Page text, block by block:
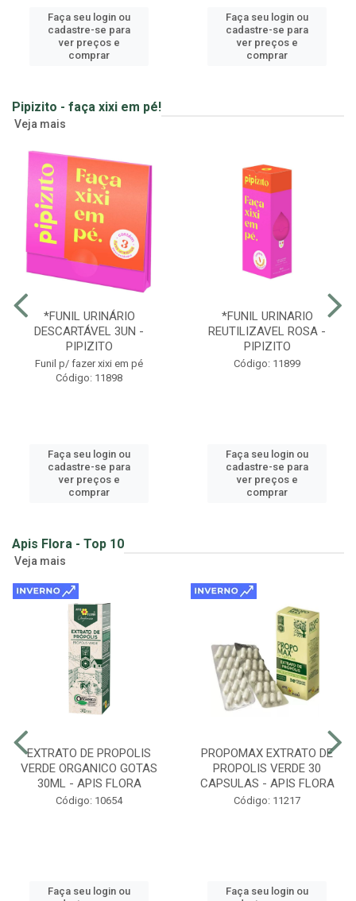
Faça seu login ou
cadastre-se para
ver preços e
comprar
Faça seu login ou
cadastre-se para
ver preços e
comprar
Pipizito - faça xixi em pé!
Veja mais
*FUNIL URINÁRIO
DESCARTÁVEL 3UN -
PIPIZITO
Funil p/ fazer xixi em pé
Código: 11898
Faça seu login ou
cadastre-se para
ver preços e
comprar
*FUNIL URINARIO
REUTILIZAVEL ROSA -
PIPIZITO
Código: 11899
Faça seu login ou
cadastre-se para
ver preços e
comprar
Apis Flora - Top 10
Veja mais
EXTRATO DE PROPOLIS
VERDE ORGANICO GOTAS
30ML - APIS FLORA
Código: 10654
Faça seu login ou
PROPOMAX EXTRATO DE
PROPOLIS VERDE 30
CAPSULAS - APIS FLORA
Código: 11217
Faça seu login ou